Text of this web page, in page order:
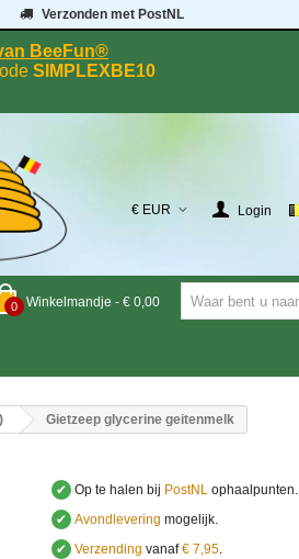
Verzonden met PostNL
BeeFun®
SIMPLEXBE10
€ EUR Login
0 Winkelmandje - € 0,00
Gietzeep glycerine geitenmelk
✔ Op te halen bij PostNLophaalpunten.
✔ Avondlevering mogelijk.
✔ Verzending vanaf€ 7,95.